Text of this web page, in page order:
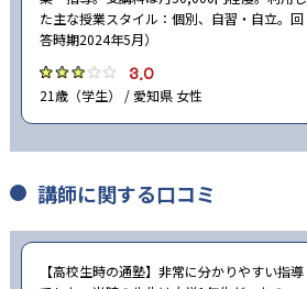
た主な授業スタイル：個別、自習・自立。回
答時期2024年5月）
3.0
21歳（学生） / 愛知県 女性
講師に関する口コミ
【高校生時の通塾】非常に分かりやすい指導